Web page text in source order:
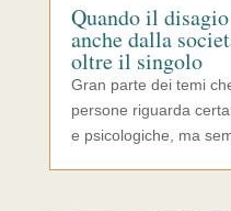
Quando il
anche dalla
oltre il singolo
Gran parte dei temi
persone riguarda
e psicologiche, ma